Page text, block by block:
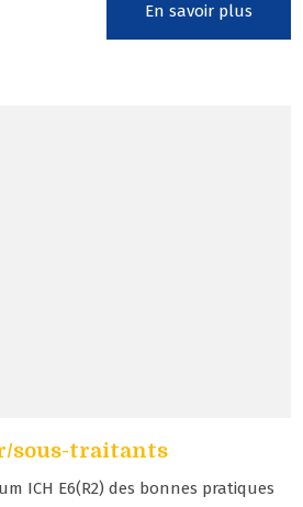
En savoir plus
sous-traitants
ICH E6(R2) des bonnes pratiques